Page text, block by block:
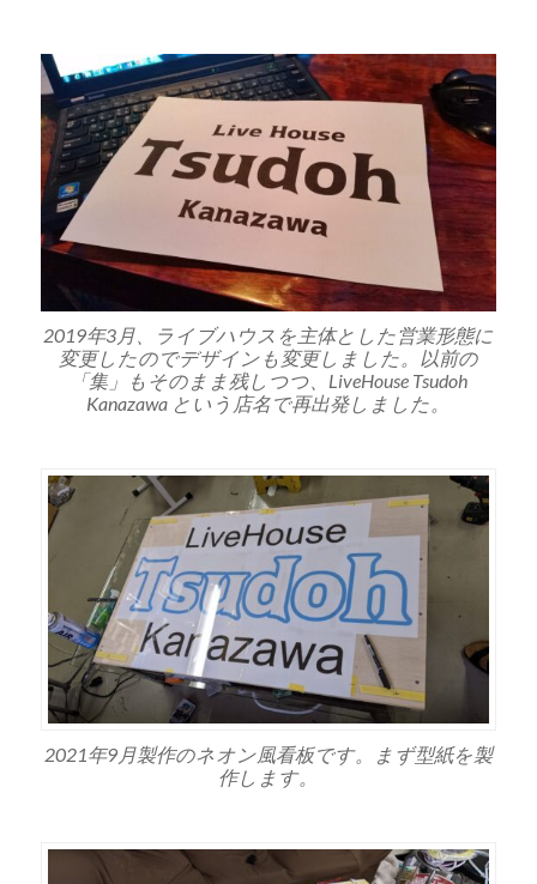
2019年3月、ライブハウスを主体とした営業形態に
変更したのでデザインも変更しました。以前の
「集」もそのまま残しつつ、LiveHouse Tsudoh
Kanazawa という店名で再出発しました。
2021年9月製作のネオン風看板です。まず型紙を製
作します。